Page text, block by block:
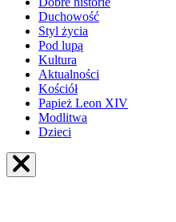
Duchowość
Styl życia
Pod lupą
Kultura
Aktualności
Kościół
Papież Leon XIV
Modlitwa
Dzieci